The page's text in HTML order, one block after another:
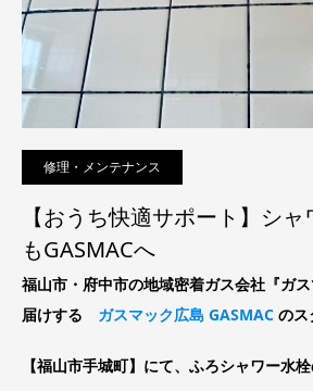
修理・メンテナンス
【おうち快適サポート】シ
もGASMACへ
福山市・府中市の地域密着ガス会社『ガ
届けする ガスマック広島 GASMAC の
【福山市手城町】にて、ふろシャワー水